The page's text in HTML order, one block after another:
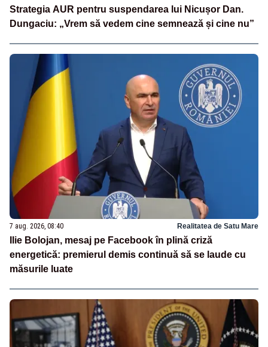
Strategia AUR pentru suspendarea lui Nicușor Dan.
Dungaciu: „Vrem să vedem cine semnează și cine nu”
7 aug. 2026, 08:40 Realitatea de Satu Mare
Ilie Bolojan, mesaj pe Facebook în plină criză
energetică: premierul demis continuă să se laude cu
măsurile luate